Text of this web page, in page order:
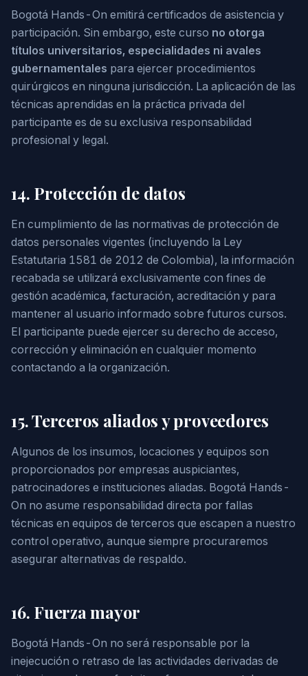
Bogotá Hands-On emitirá certificados de asistencia y
participación. Sin embargo, este curso no otorga
títulos universitarios, especialidades ni avales
gubernamentales para ejercer procedimientos
quirúrgicos en ninguna jurisdicción. La aplicación de las
técnicas aprendidas en la práctica privada del
participante es de su exclusiva responsabilidad
profesional y legal.
14. Protección de datos
En cumplimiento de las normativas de protección de
datos personales vigentes (incluyendo la Ley
Estatutaria 1581 de 2012 de Colombia), la información
recabada se utilizará exclusivamente con fines de
gestión académica, facturación, acreditación y para
mantener al usuario informado sobre futuros cursos.
El participante puede ejercer su derecho de acceso,
corrección y eliminación en cualquier momento
contactando a la organización.
15. Terceros aliados y proveedores
Algunos de los insumos, locaciones y equipos son
proporcionados por empresas auspiciantes,
patrocinadores e instituciones aliadas. Bogotá Hands-
On no asume responsabilidad directa por fallas
técnicas en equipos de terceros que escapen a nuestro
control operativo, aunque siempre procuraremos
asegurar alternativas de respaldo.
16. Fuerza mayor
Bogotá Hands-On no será responsable por la
inejecución o retraso de las actividades derivadas de